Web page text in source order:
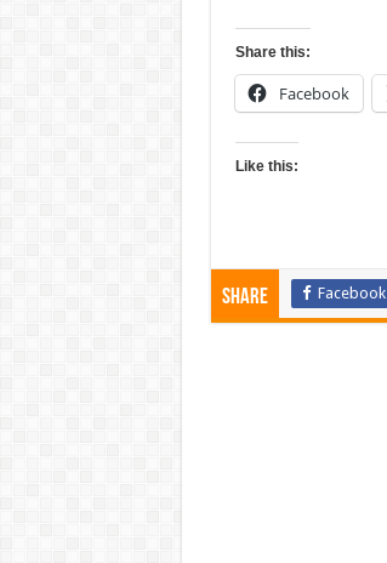
Share this:
Facebook
Like this:
Share Facebook